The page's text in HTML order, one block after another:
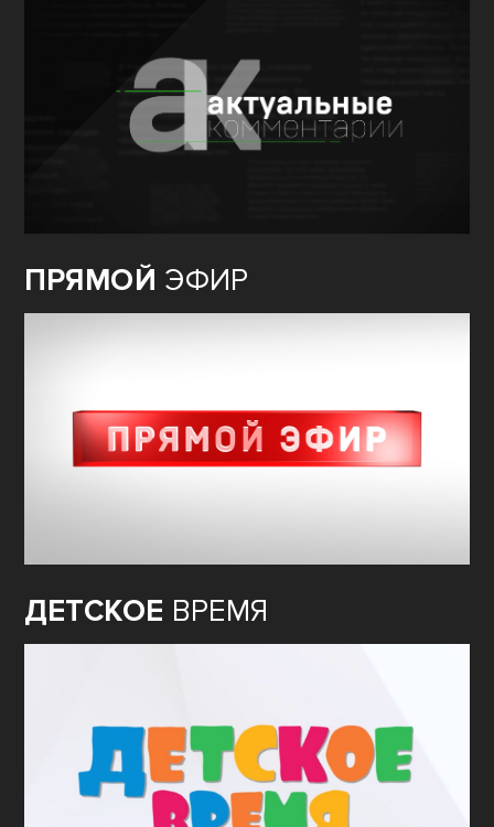
ПРЯМОЙ ЭФИР
ДЕТСКОЕ ВРЕМЯ